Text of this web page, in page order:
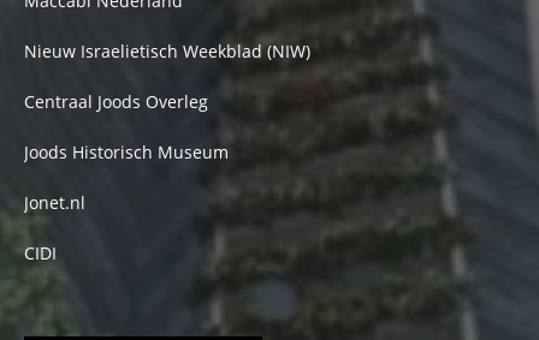
Nieuw Israelietisch Weekblad (NIW)
Centraal Joods Overleg
Joods Historisch Museum
Jonet.nl
CIDI